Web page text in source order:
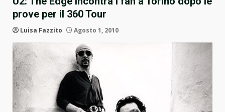
prove per il 360 Tour
Luisa Fazzito Agosto 1, 2010